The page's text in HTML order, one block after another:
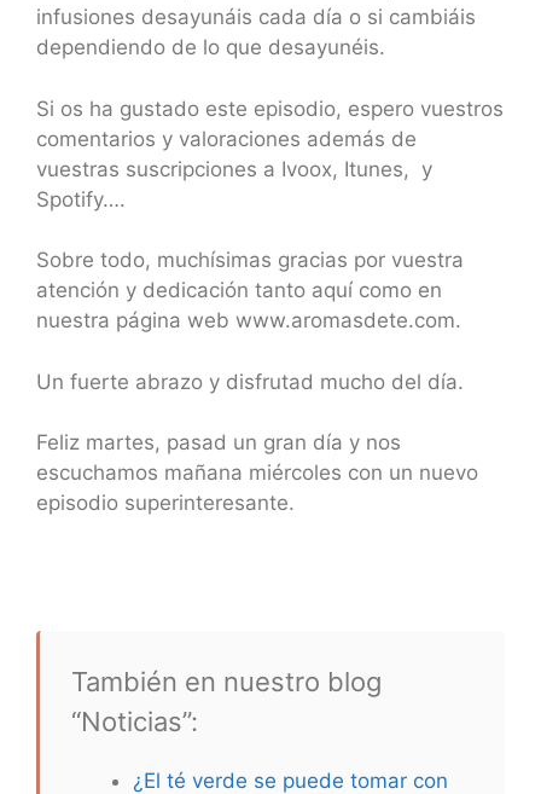
infusiones desayunáis cada día o si cambiáis
dependiendo de lo que desayunéis.
Si os ha gustado este episodio, espero vuestros
comentarios y valoraciones además de
vuestras suscripciones a Ivoox, Itunes, y
Spotify….
Sobre todo, muchísimas gracias por vuestra
atención y dedicación tanto aquí como en
nuestra página web www.aromasdete.com.
Un fuerte abrazo y disfrutad mucho del día.
Feliz martes, pasad un gran día y nos
escuchamos mañana miércoles con un nuevo
episodio superinteresante.
También en nuestro blog
“Noticias”:
¿El té verde se puede tomar con